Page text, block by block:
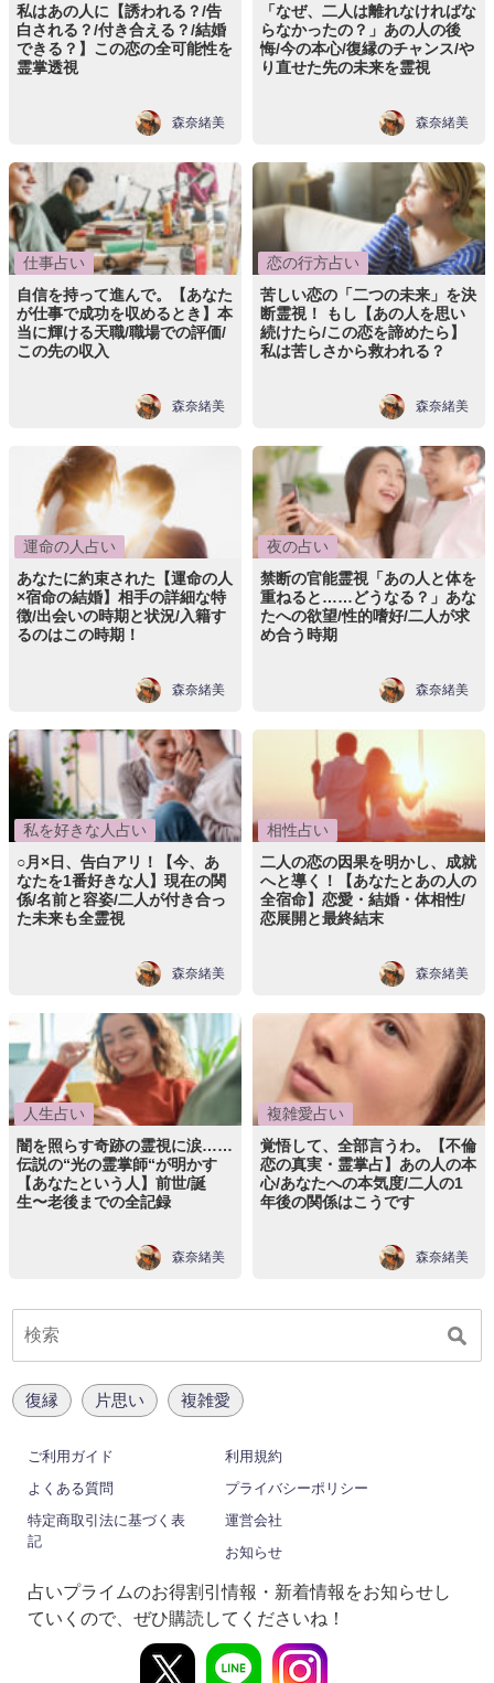
私はあの人に【誘われる？/告
白される？/付き合える？/結婚
できる？】この恋の全可能性を
霊掌透視
森奈緒美
「なぜ、二人は離れなければな
らなかったの？」あの人の後
悔/今の本心/復縁のチャンス/や
り直せた先の未来を霊視
森奈緒美
仕事占い
自信を持って進んで。【あなた
が仕事で成功を収めるとき】本
当に輝ける天職/職場での評価/
この先の収入
森奈緒美
恋の行方占い
苦しい恋の「二つの未来」を決
断霊視！ もし【あの人を思い
続けたら/この恋を諦めたら】
私は苦しさから救われる？
森奈緒美
運命の人占い
あなたに約束された【運命の人
×宿命の結婚】相手の詳細な特
徴/出会いの時期と状況/入籍す
るのはこの時期！
森奈緒美
夜の占い
禁断の官能霊視「あの人と体を
重ねると……どうなる？」あな
たへの欲望/性的嗜好/二人が求
め合う時期
森奈緒美
私を好きな人占い
○月×日、告白アリ！【今、あ
なたを1番好きな人】現在の関
係/名前と容姿/二人が付き合っ
た未来も全霊視
森奈緒美
相性占い
二人の恋の因果を明かし、成就
へと導く！【あなたとあの人の
全宿命】恋愛・結婚・体相性/
恋展開と最終結末
森奈緒美
人生占い
闇を照らす奇跡の霊視に涙……
伝説の“光の霊掌師“が明かす
【あなたという人】前世/誕
生〜老後までの全記録
森奈緒美
複雑愛占い
覚悟して、全部言うわ。【不倫
恋の真実・霊掌占】あの人の本
心/あなたへの本気度/二人の1
年後の関係はこうです
森奈緒美
復縁 片思い 複雑愛
ご利用ガイド
利用規約
よくある質問
プライバシーポリシー
特定商取引法に基づく表
記
運営会社
お知らせ
占いプライムのお得割引情報・新着情報をお知らせし
ていくので、ぜひ購読してくださいね！